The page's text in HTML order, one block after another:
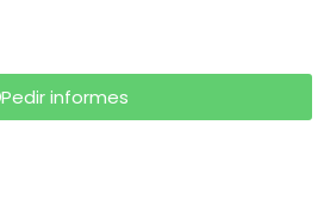
Pedir informes